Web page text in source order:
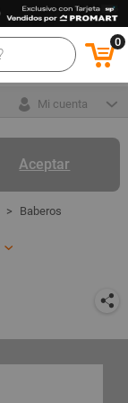
0
Mi cuenta
Aceptar
Baberos